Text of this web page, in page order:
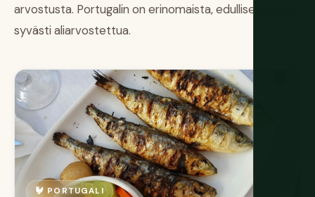
arvostusta. Portugalin on erinomaista, edullisempaa ja
syvästi aliarvostettua.
🐓 PORTUGALI